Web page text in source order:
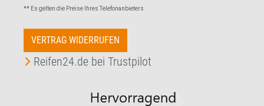
** Es gelten die Preise Ihres Telefonanbieters
VERTRAG WIDERRUFEN
Reifen24.de bei Trustpilot